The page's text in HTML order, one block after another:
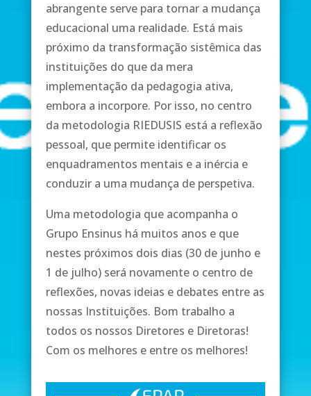
abrangente serve para tornar a mudança
educacional uma realidade. Está mais
próximo da transformação sistêmica das
instituições do que da mera
implementação da pedagogia ativa,
embora a incorpore. Por isso, no centro
da metodologia RIEDUSIS está a reflexão
pessoal, que permite identificar os
enquadramentos mentais e a inércia e
conduzir a uma mudança de perspetiva.
Uma metodologia que acompanha o
Grupo Ensinus há muitos anos e que
nestes próximos dois dias (30 de junho e
1 de julho) será novamente o centro de
reflexões, novas ideias e debates entre as
nossas Instituições. Bom trabalho a
todos os nossos Diretores e Diretoras!
Com os melhores e entre os melhores!